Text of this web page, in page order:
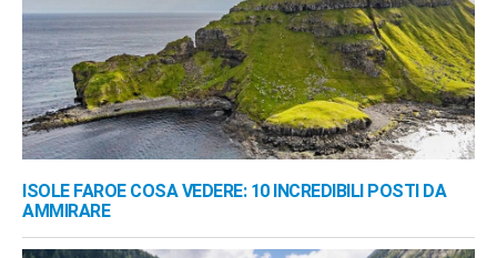
ISOLE FAROE COSA VEDERE: 10 INCREDIBILI POSTI DA
AMMIRARE